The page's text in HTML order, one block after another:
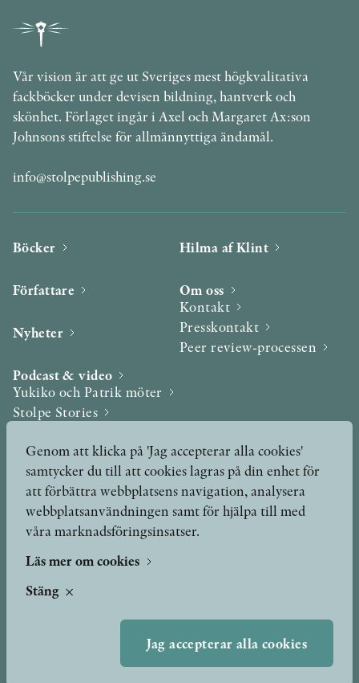
Vår vision är att ge ut Sveriges mest högkvalitativa
fackböcker under devisen bildning, hantverk och
skönhet. Förlaget ingår i Axel och Margaret Ax:son
Johnsons stiftelse för allmännyttiga ändamål.
info@stolpepublishing.se
Böcker
Författare
Nyheter
Podcast & video
Yukiko och Patrik möter
Stolpe Stories
Utmärkelser & Format
Utmärkelser
Övriga format
Hilma af Klint
Om oss
Kontakt
Presskontakt
Peer review-processen
Genom att klicka på 'Jag accepterar alla cookies'
samtycker du till att cookies lagras på din enhet för
att förbättra webbplatsens navigation, analysera
webbplatsanvändningen samt för hjälpa till med
våra marknadsföringsinsatser.
Läs mer om cookies
Stäng
Jag accepterar alla cookies